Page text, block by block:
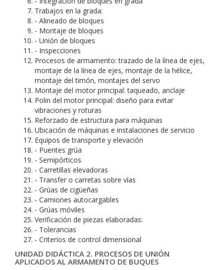
Trabajos en la grada:
- Alineado de bloques
- Montaje de bloques
- Unión de bloques
- Inspecciones
Procesos de armamento: trazado de la línea de ejes,
montaje de la línea de ejes, montaje de la hélice,
montaje del timón, montajes del servo
Montaje del motor principal: taqueado, anclaje
Polin del motor principal: diseño para evitar
vibraciones y roturas
Reforzado de estructura para máquinas
Ubicación de máquinas e instalaciones de servicio
Equipos de transporte y elevación
- Puentes grúa
- Semipórticos
- Carretillas elevadoras
- Transfer o carretas sobre vías
- Grúas de cigüeñas
- Camiones autocargables
- Grúas móviles
Verificación de piezas elaboradas:
- Tolerancias
- Criterios de control dimensional
UNIDAD DIDÁCTICA 2. PROCESOS DE UNIÓN
APLICADOS AL ARMAMENTO DE BUQUES